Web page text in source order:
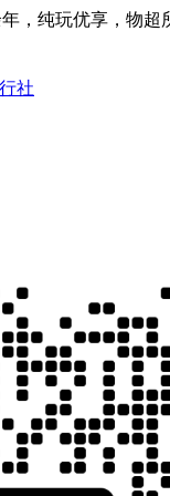
，纯玩优享，物超
社